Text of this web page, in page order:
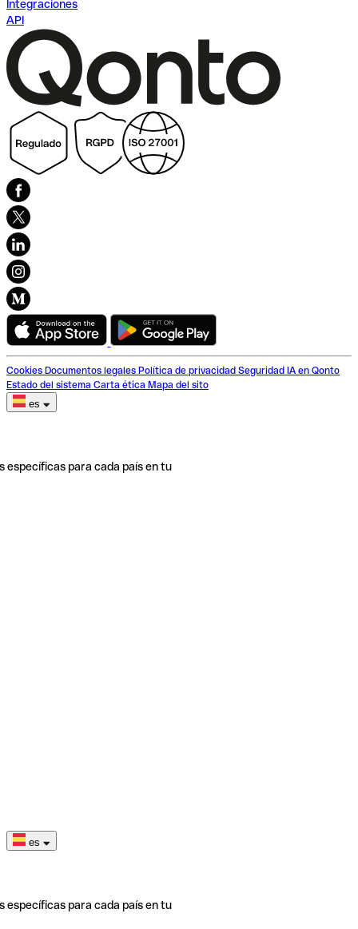
Integraciones
API
Cookies Documentos legales Política de privacidad Seguridad IA en Qonto
Estado del sistema Carta ética Mapa del sito
es
específicas para cada país en tu
es
específicas para cada país en tu